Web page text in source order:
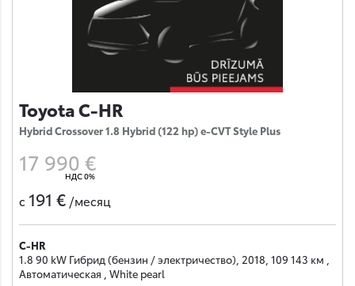
Toyota C-HR
Hybrid Crossover 1.8 Hybrid (122 hp) e-CVT Style Plus
17 990 €
НДС 0%
с 191 € /месяц
C-HR
1.8 90 kW Гибрид (бензин / электричество), 2018, 109 143 км ,
Автоматическая , White pearl